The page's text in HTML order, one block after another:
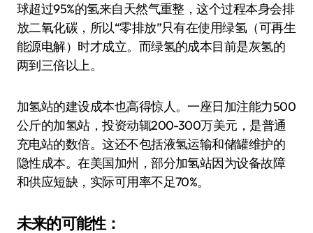
球超过95%的氢来自天然气重整，这个过程本身会排
放二氧化碳，所以“零排放”只有在使用绿氢（可再生
能源电解）时才成立。而绿氢的成本目前是灰氢的
两到三倍以上。
加氢站的建设成本也高得惊人。一座日加注能力500
公斤的加氢站，投资动辄200-300万美元，是普通
充电站的数倍。这还不包括液氢运输和储罐维护的
隐性成本。在美国加州，部分加氢站因为设备故障
和供应短缺，实际可用率不足70%。
未来的可能性：